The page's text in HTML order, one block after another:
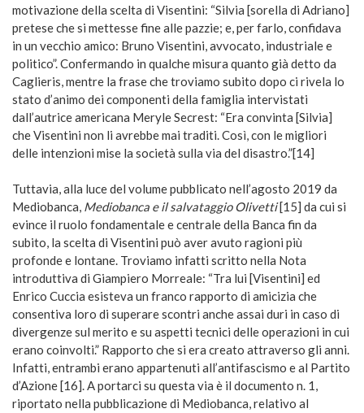
motivazione della scelta di Visentini: “Silvia [sorella di Adriano]
pretese che si mettesse fine alle pazzie; e, per farlo, confidava
in un vecchio amico: Bruno Visentini, avvocato, industriale e
politico”. Confermando in qualche misura quanto già detto da
Caglieris, mentre la frase che troviamo subito dopo ci rivela lo
stato d’animo dei componenti della famiglia intervistati
dall’autrice americana Meryle Secrest: “Era convinta [Silvia]
che Visentini non li avrebbe mai traditi. Così, con le migliori
delle intenzioni mise la società sulla via del disastro.”[14]
Tuttavia, alla luce del volume pubblicato nell’agosto 2019 da
Mediobanca, Mediobanca e il salvataggio Olivetti[15] da cui si
evince il ruolo fondamentale e centrale della Banca fin da
subito, la scelta di Visentini può aver avuto ragioni più
profonde e lontane. Troviamo infatti scritto nella Nota
introduttiva di Giampiero Morreale: “Tra lui [Visentini] ed
Enrico Cuccia esisteva un franco rapporto di amicizia che
consentiva loro di superare scontri anche assai duri in caso di
divergenze sul merito e su aspetti tecnici delle operazioni in cui
erano coinvolti.” Rapporto che si era creato attraverso gli anni.
Infatti, entrambi erano appartenuti all’antifascismo e al Partito
d’Azione [16]. A portarci su questa via è il documento n. 1,
riportato nella pubblicazione di Mediobanca, relativo al